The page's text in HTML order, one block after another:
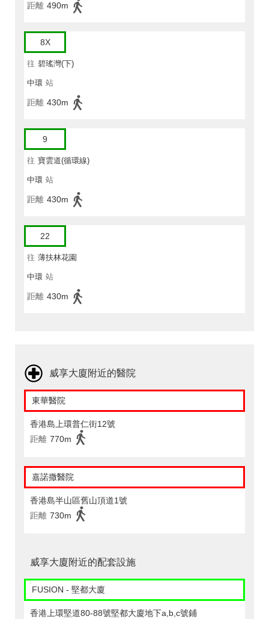
距離 490m
8X
往 碧瑤灣(下)
中環 站
距離 430m
9
往 寶雲道(循環線)
中環 站
距離 430m
22
往 薄扶林花園
中環 站
距離 430m
威享大廈附近的醫院
東華醫院
香港島上環普仁街12號
距離 770m
嘉諾撒醫院
香港島半山區舊山頂道1號
距離 730m
威享大廈附近的配套設施
FUSION - 堅都大廈
香港上環堅道80-88號堅都大廈地下a,b,c號鋪